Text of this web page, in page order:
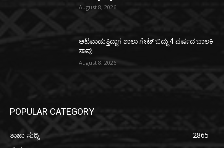
August 8, 2026
ಆಟವಾಡುತ್ತಿದ್ದಾಗ ಶಾಲಾ ಗೇಟ್‌ ಬಿದ್ದು 4 ವರ್ಷದ ಬಾಲಕಿ
ಸಾವು
August 8, 2026
POPULAR CATEGORY
ತಾಜಾ ಸುದ್ದಿ
2865